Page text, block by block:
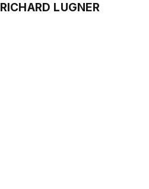
RICHARD LUGNER